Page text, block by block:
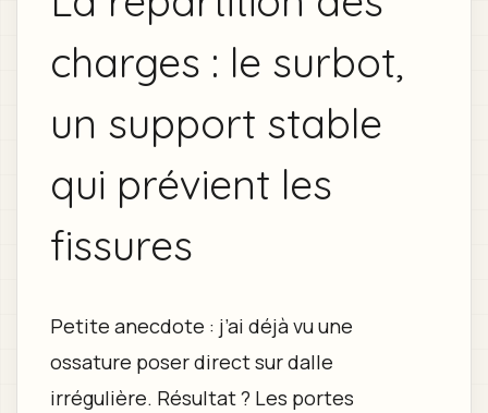
charges : le surbot,
un support stable
qui prévient les
fissures
Petite anecdote : j’ai déjà vu une
ossature poser direct sur dalle
irrégulière. Résultat ? Les portes